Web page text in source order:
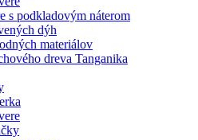
s podkladovým náterom
dýh
materiálov
dreva Tanganika